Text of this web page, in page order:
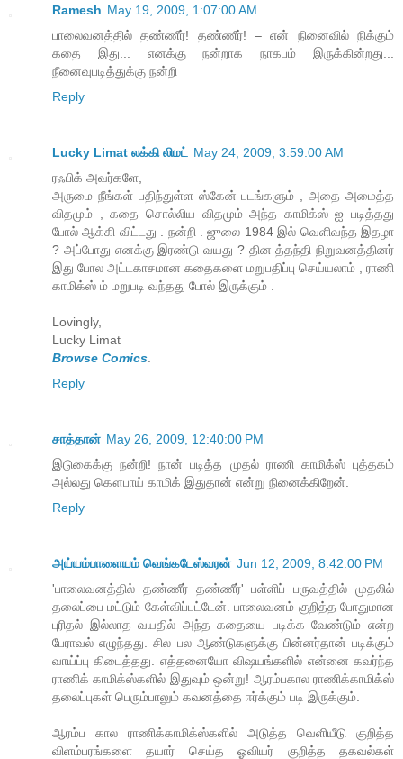
Ramesh May 19, 2009, 1:07:00 AM
பாலைவனத்தில் தண்ணீர்! தண்ணீர்! – என் நினைவில் நிக்கும்
கதை இது... எனக்கு நன்றாக நாகபம் இருக்கின்றது...
நீனைவுபடித்துக்கு நன்றி
Reply
Lucky Limat லக்கி லிமட்
May 24, 2009, 3:59:00 AM
ரஃபிக் அவர்களே,
அருமை நீங்கள் பதிந்துள்ள ஸ்கேன் படங்களும் , அதை அமைத்த
விதமும் , கதை சொல்லிய விதமும் அந்த காமிக்ஸ் ஐ படித்தது
போல் ஆக்கி விட்டது . நன்றி . ஜுலை 1984 இல் வெளிவந்த இதழா
? அப்போது எனக்கு இரண்டு வயது ? தின த்தந்தி நிறுவனத்தினர்
இது போல அட்டகாசமான கதைகளை மறுபதிப்பு செய்யலாம் , ராணி
காமிக்ஸ் ம் மறுபடி வந்தது போல் இருக்கும் .
Lovingly,
Lucky Limat
Browse Comics
Reply
சாத்தான் May 26, 2009, 12:40:00 PM
இடுகைக்கு நன்றி! நான் படித்த முதல் ராணி காமிக்ஸ் புத்தகம்
அல்லது கௌபாய் காமிக் இதுதான் என்று நினைக்கிறேன்.
Reply
அய்யம்பாளையம் வெங்கடேஸ்வரன் Jun 12, 2009, 8:42:00 PM
'பாலைவனத்தில் தண்ணீர் தண்ணீர்' பள்ளிப் பருவத்தில் முதலில்
தலைப்பை மட்டும் கேள்விப்பட்டேன். பாலைவனம் குறித்த போதுமான
புரிதல் இல்லாத வயதில் அந்த கதையை படிக்க வேண்டும் என்ற
பேராவல் எழுந்தது. சில பல ஆண்டுகளுக்கு பின்னர்தான் படிக்கும்
வாய்ப்பு கிடைத்தது. எத்தனையோ விஷயங்களில் என்னை கவர்ந்த
ராணிக் காமிக்ஸ்களில் இதுவும் ஒன்று! ஆரம்பகால ராணிக்காமிக்ஸ்
தலைப்புகள் பெரும்பாலும் கவனத்தை ஈர்க்கும் படி இருக்கும்.
ஆரம்ப கால ராணிக்காமிக்ஸ்களில் அடுத்த வெளியீடு குறித்த
விளம்பரங்களை தயார் செய்த ஓவியர் குறித்த தகவல்கள்